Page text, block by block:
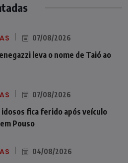
07/08/2026
leva o nome de Taió ao
07/08/2026
idosos fica ferido após veículo
Pouso
04/08/2026